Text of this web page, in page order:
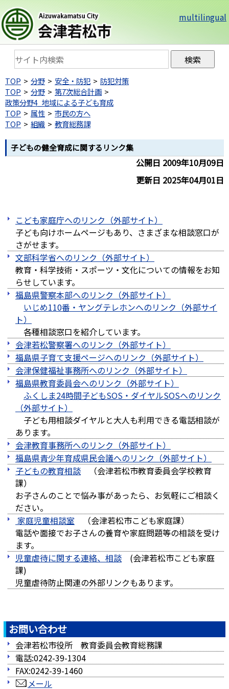
multilingual
TOP 分野 安全・防犯
防犯対策
TOP
分野
第7次総合計画
政策分野4_地域による子ども育成
TOP
属性
市民の方へ
TOP
組織 教育総務課
子どもの健全育成に関するリンク集
公開日 2009年10月09日
更新日 2025年04月01日
こども家庭庁へのリンク（外部サイト）
子ども向けホームページもあり、さまざまな相談窓口が
さがせます。
文部科学省へのリンク（外部サイト）
教育・科学技術・スポーツ・文化についての情報をお知
らせしています。
福島県警察本部へのリンク（外部サイト）
いじめ110番・ヤングテレホンへのリンク（外部サイ
ト）
各種相談窓口を紹介しています。
会津若松警察署へのリンク（外部サイト）
福島県子育て支援ページへのリンク（外部サイト）
会津保健福祉事務所へのリンク（外部サイト）
福島県教育委員会へのリンク（外部サイト）
ふくしま24時間子どもSOS・ダイヤルSOSへのリンク
（外部サイト）
子ども用相談ダイヤルと大人も利用できる電話相談が
あります。
会津教育事務所へのリンク（外部サイト）
福島県青少年育成県民会議へのリンク（外部サイト）
子どもの教育相談 （会津若松市教育委員会学校教育
課）
お子さんのことで悩み事があったら、お気軽にご相談く
ださい。
家庭児童相談室 （会津若松市こども家庭課）
電話や面接でお子さんの養育や家庭問題等の相談を受け
ます。
児童虐待に関する連絡、相談 (会津若松市こども家庭
課)
児童虐待防止関連の外部リンクもあります。
お問い合わせ
会津若松市役所 教育委員会教育総務課
電話:0242-39-1304
FAX:0242-39-1460
メール